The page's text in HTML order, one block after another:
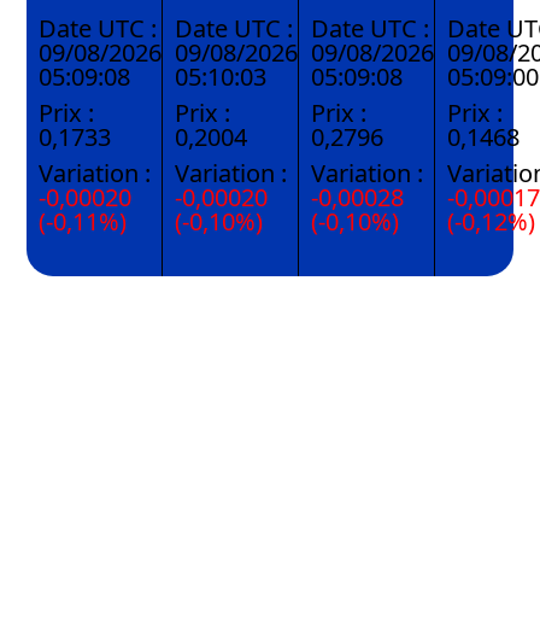
Date UTC :
09/08/2026
05:09:08
Prix :
0,1733
Variation :
-0,00020
(-0,11%)
Date UTC :
09/08/2026
05:10:03
Prix :
0,2004
Variation :
-0,00020
(-0,10%)
Date UTC :
09/08/2026
05:09:08
Prix :
0,2796
Variation :
-0,00028
(-0,10%)
Date
09/08/
05:09:00
Prix :
0,1468
-0,00017
(-0,12%)